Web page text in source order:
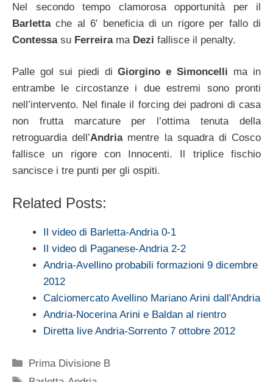
Nel secondo tempo clamorosa opportunità per il
Barlettache al 6′ beneficia di un rigore per fallo di
Contessasu Ferreirama Dezi fallisce il penalty.
Palle gol sui piedi diGiorgino e Simoncelli ma in
entrambe le circostanze i due estremi sono pronti
nell’intervento. Nel finale il forcing dei padroni di casa
non frutta marcature per l’ottima tenuta della
retroguardia dell’Andriamentre la squadra di Cosco
fallisce un rigore con Innocenti. Il triplice fischio
sancisce i tre punti per gli ospiti.
Related Posts:
Il video di Barletta-Andria 0-1
Il video di Paganese-Andria 2-2
Andria-Avellino probabili formazioni 9 dicembre
2012
Calciomercato Avellino Mariano Arini dall'Andria
Andria-Nocerina Arini e Baldan al rientro
Diretta live Andria-Sorrento 7 ottobre 2012
Categorie
Prima Divisione B